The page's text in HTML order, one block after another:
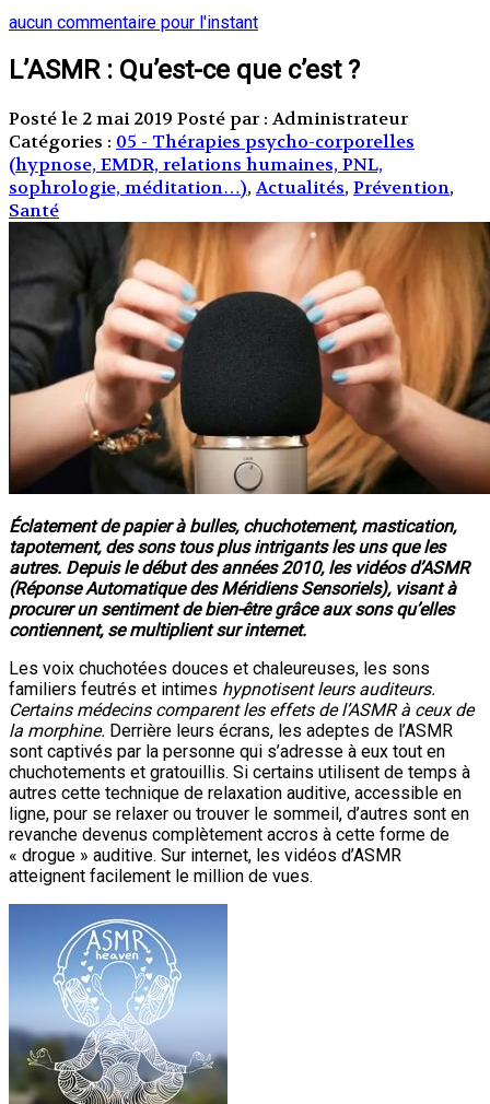
aucun commentaire pour l'instant
L’ASMR : Qu’est-ce que c’est ?
Posté le 2 mai 2019 Posté par : Administrateur
Catégories : 05 - Thérapies psycho-corporelles
(hypnose, EMDR, relations humaines, PNL,
sophrologie, méditation…),Actualités, Prévention,
Santé
Éclatement de papier à bulles, chuchotement, mastication,
tapotement, des sons tous plus intrigants les uns que les
autres. Depuis le début des années 2010, les vidéos d’ASMR
(Réponse Automatique des Méridiens Sensoriels), visant à
procurer un sentiment de bien-être grâce aux sons qu’elles
contiennent, se multiplient sur internet.
Les voix chuchotées douces et chaleureuses, les sons
familiers feutrés et intimes hypnotisent leurs auditeurs.
Certains médecins comparent les effets de l’ASMR à ceux de
la morphine. Derrière leurs écrans, les adeptes de l’ASMR
sont captivés par la personne qui s’adresse à eux tout en
chuchotements et gratouillis. Si certains utilisent de temps à
autres cette technique de relaxation auditive, accessible en
ligne, pour se relaxer ou trouver le sommeil, d’autres sont en
revanche devenus complètement accros à cette forme de
« drogue » auditive. Sur internet, les vidéos d’ASMR
atteignent facilement le million de vues.